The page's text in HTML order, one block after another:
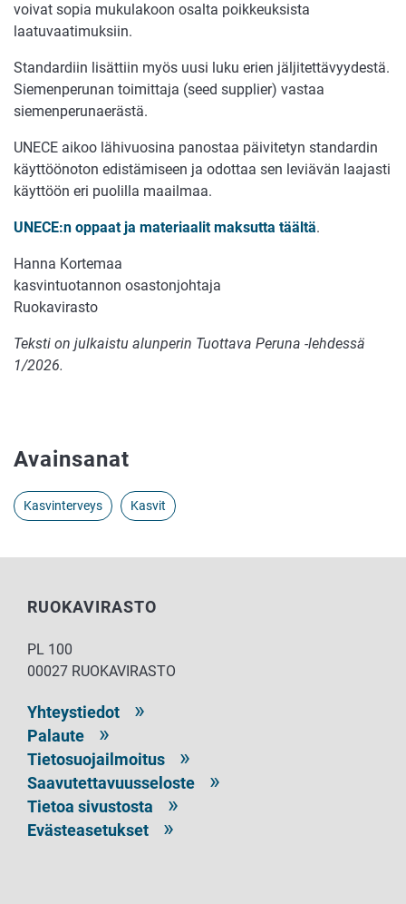
voivat sopia mukulakoon osalta poikkeuksista
laatuvaatimuksiin.
Standardiin lisättiin myös uusi luku erien jäljitettävyydestä.
Siemenperunan toimittaja (seed supplier) vastaa
siemenperunaerästä.
UNECE aikoo lähivuosina panostaa päivitetyn standardin
käyttöönoton edistämiseen ja odottaa sen leviävän laajasti
käyttöön eri puolilla maailmaa.
UNECE:n oppaat ja materiaalit maksutta täältä.
Hanna Kortemaa
kasvintuotannon osastonjohtaja
Ruokavirasto
Teksti on julkaistu alunperin Tuottava Peruna -lehdessä
1/2026.
Avainsanat
Kasvinterveys Kasvit
RUOKAVIRASTO
PL 100
00027 RUOKAVIRASTO
Yhteystiedot
Palaute
Tietosuojailmoitus
Saavutettavuusseloste
Tietoa sivustosta
Evästeasetukset